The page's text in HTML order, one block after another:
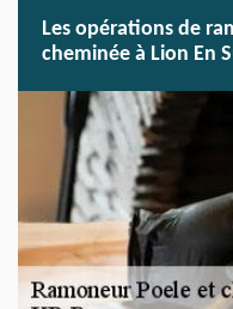
Les opérations de
cheminée à Lion En